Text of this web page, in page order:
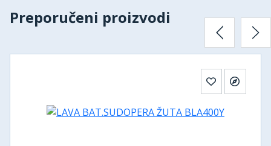
Preporučeni proizvodi